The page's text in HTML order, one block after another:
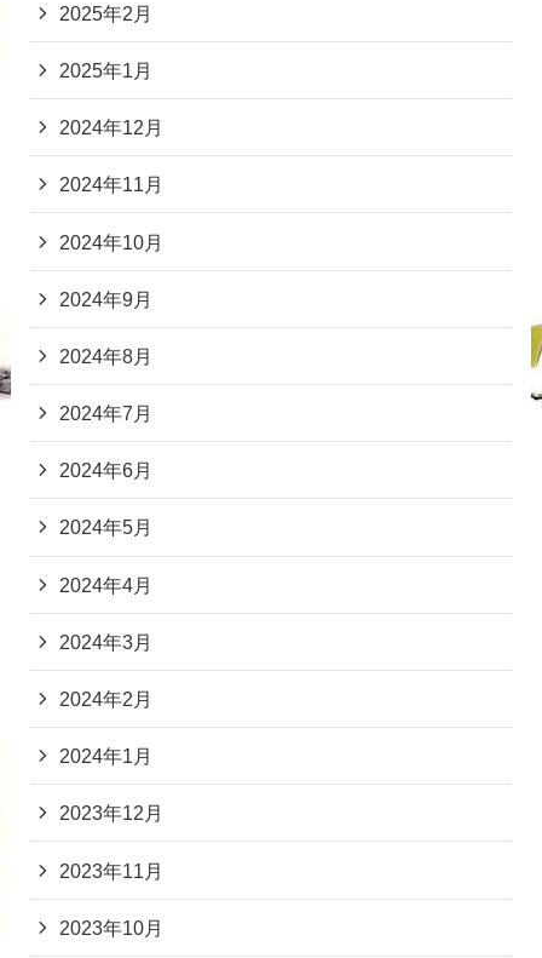
2025年2月
2025年1月
2024年12月
2024年11月
2024年10月
2024年9月
2024年8月
2024年7月
2024年6月
2024年5月
2024年4月
2024年3月
2024年2月
2024年1月
2023年12月
2023年11月
2023年10月